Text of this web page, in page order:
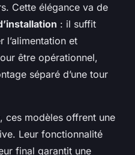
Cette élégance va de
: il suffit
l’alimentation et
être opérationnel,
séparé d’une tour
ces modèles offrent une
Leur fonctionnalité
final garantit une